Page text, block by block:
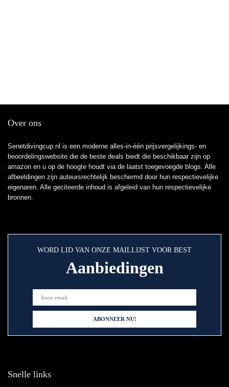
Over ons
Senetdivingcup.nl is een moderne alles-in-één prijsvergelijkings- en
beoordelingswebsite die de beste deals biedt die beschikbaar zijn op
amazon en u op de hoogte houdt via de laatst toegevoegde blogs. Alle
afbeeldingen zijn auteursrechtelijk beschermd door hun respectievelijke
eigenaren. Alle geciteerde inhoud is afgeleid van hun respectievelijke
bronnen.
WORD LID VAN ONZE MAILLIJST VOOR BEST
Aanbiedingen
Snelle links